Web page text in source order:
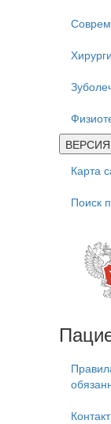
Карта
Поиск